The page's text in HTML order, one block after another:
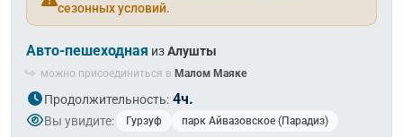
сезонных условий.
Авто-пешеходная изАлушты
можно присоединиться в Малом Маяке
Продолжительность: 4ч.
Вы увидите: Гурзуф парк Айвазовское (Парадиз)